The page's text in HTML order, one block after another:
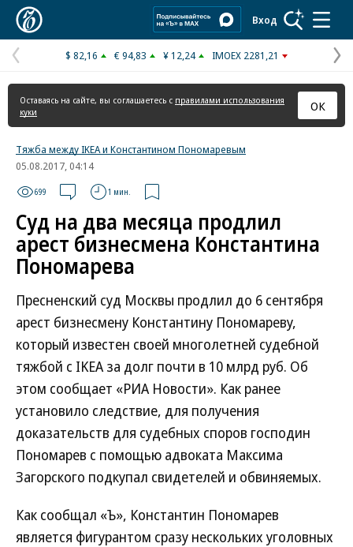
Вход
Предыдущая
страница
$ 82,16 € 94,83 ¥ 12,24 IMOEX 2281,21
Оставаясь на сайте, вы соглашаетесь с правилами использования
куки
ОК
Тяжба между IKEA и Константином Пономаревым
05.08.2017, 04:14
699 1 мин.
Суд на два месяца продлил
арест бизнесмена Константина
Пономарева
Пресненский суд Москвы продлил до 6 сентября
арест бизнесмену Константину Пономареву,
который известен своей многолетней судебной
тяжбой с IKEA за долг почти в 10 млрд руб. Об
этом сообщает «РИА Новости». Как ранее
установило следствие, для получения
доказательств для судебных споров господин
Пономарев с помощью адвоката Максима
Загорского подкупал свидетелей и обвиняемых.
Как сообщал «Ъ», Константин Пономарев
является фигурантом сразу нескольких уголовных